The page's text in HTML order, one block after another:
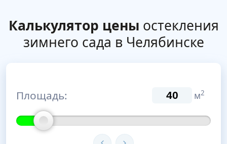
Калькулятор цены остекления
зимнего сада в Челябинске
Площадь: м2